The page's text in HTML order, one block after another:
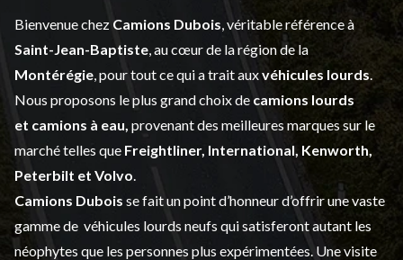
Bienvenue chez Camions Dubois , véritable référence à
Saint-Jean-Baptiste , au cœur de la région de la
Montérégie , pour tout ce qui a trait auxvéhicules lourds
Nous proposons le plus grand choix de camions lourds
et camions à eau, provenant des meilleures marques sur le
marché telles que Freightliner, International, Kenworth,
Peterbilt et Volvo
Camions Dubois se fait un point d’honneur d’offrir une vaste
gamme de véhicules lourds neufs qui satisferont autant les
néophytes que les personnes plus expérimentées. Une visite